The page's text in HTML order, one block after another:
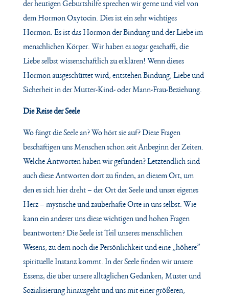
der heutigen Geburtshilfe sprechen wir gerne und viel von
dem Hormon Oxytocin. Dies ist ein sehr wichtiges
Hormon. Es ist das Hormon der Bindung und der Liebe im
menschlichen Körper. Wir haben es sogar geschafft, die
Liebe selbst wissenschaftlich zu erklären! Wenn dieses
Hormon ausgeschüttet wird, entstehen Bindung, Liebe und
Sicherheit in der Mutter-Kind- oder Mann-Frau-Beziehung.
Die Reise der Seele
Wo fängt die Seele an? Wo hört sie auf? Diese Fragen
beschäftigen uns Menschen schon seit Anbeginn der Zeiten.
Welche Antworten haben wir gefunden? Letztendlich sind
auch diese Antworten dort zu finden, an diesem Ort, um
den es sich hier dreht – der Ort der Seele und unser eigenes
Herz – mystische und zauberhafte Orte in uns selbst. Wie
kann ein anderer uns diese wichtigen und hohen Fragen
beantworten? Die Seele ist Teil unseres menschlichen
Wesens, zu dem noch die Persönlichkeit und eine „höhere”
spirituelle Instanz kommt. In der Seele finden wir unsere
Essenz, die über unsere alltäglichen Gedanken, Muster und
Sozialisierung hinausgeht und uns mit einer größeren,